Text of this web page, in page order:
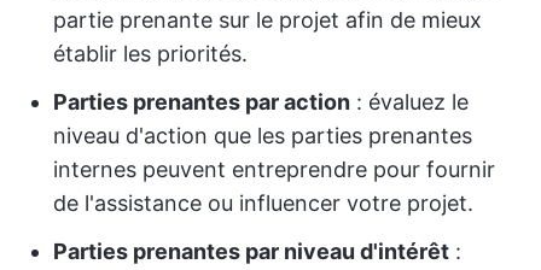
partie prenante sur le projet afin de mieux
établir les priorités.
Parties prenantes par action : évaluez le
niveau d'action que les parties prenantes
internes peuvent entreprendre pour fournir
de l'assistance ou influencer votre projet.
Parties prenantes par niveau d'intérêt :